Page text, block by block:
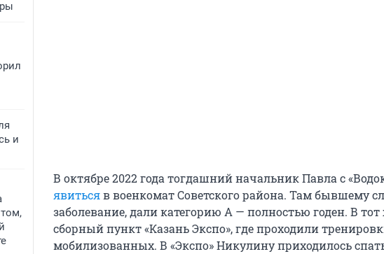
и
В октябре 2022 года тогдашний начальник Павла с
явитьсяв военкомат Советского района. Там бывшему
заболевание, дали категорию А — полностью годен. В тот
сборный пункт «Казань Экспо», где проходили
мобилизованных. В «Экспо» Никулину приходилось